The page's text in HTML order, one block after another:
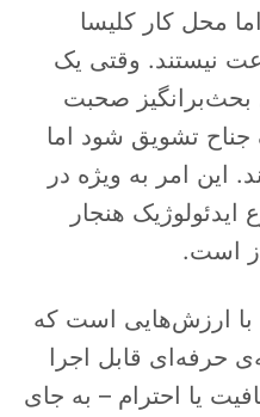
محل کار کلیسا
نیستند. وقتی یک
بحث‌برانگیز صحبت
تشویق شود اما
این امر به ویژه در
هنجار
است.
با ارزش‌هایی است که
حرفه‌ای قابل اجرا
یا احترام – به جای